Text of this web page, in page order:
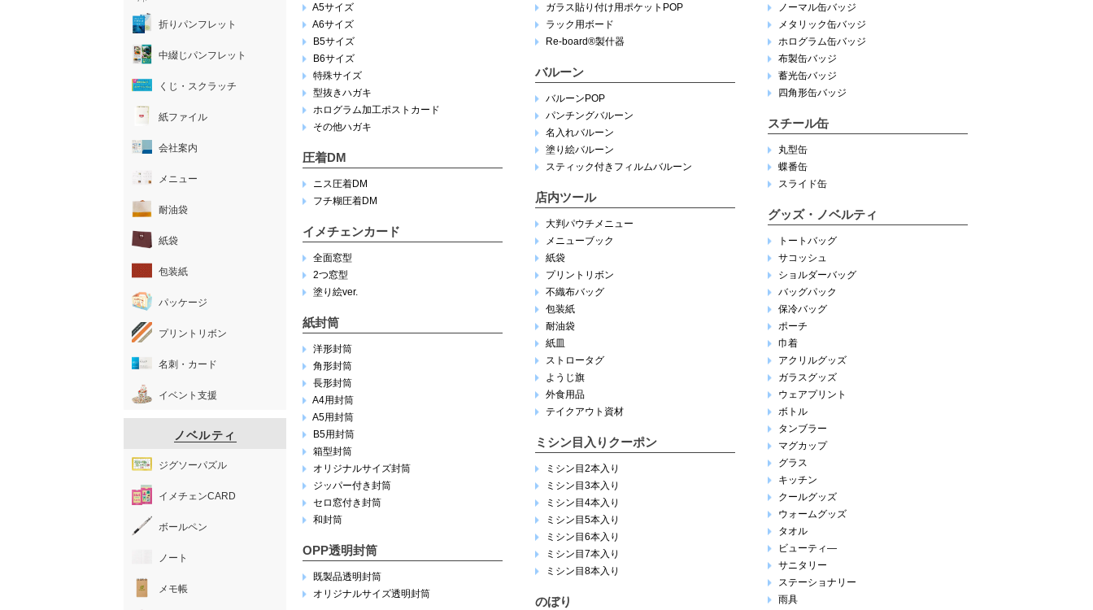
A5サイズ
A6サイズ
B5サイズ
B6サイズ
特殊サイズ
型抜きハガキ
ホログラム加工ポストカード
その他ハガキ
圧着DM
ニス圧着DM
フチ糊圧着DM
イメチェンカード
全面窓型
2つ窓型
塗り絵ver.
紙封筒
洋形封筒
角形封筒
長形封筒
A4用封筒
A5用封筒
B5用封筒
箱型封筒
オリジナルサイズ封筒
ジッパー付き封筒
セロ窓付き封筒
和封筒
OPP透明封筒
既製品透明封筒
オリジナルサイズ透明封筒
ガラス貼り付け用ポケットPOP
ラック用ボード
Re-board®︎製什器
バルーン
バルーンPOP
パンチングバルーン
名入れバルーン
塗り絵バルーン
スティック付きフィルムバルーン
店内ツール
大判パウチメニュー
メニューブック
紙袋
プリントリボン
不織布バッグ
包装紙
耐油袋
紙皿
ストロータグ
ようじ旗
外食用品
テイクアウト資材
ミシン目入りクーポン
ミシン目2本入り
ミシン目3本入り
ミシン目4本入り
ミシン目5本入り
ミシン目6本入り
ミシン目7本入り
ミシン目8本入り
のぼり
ノーマル缶バッジ
メタリック缶バッジ
ホログラム缶バッジ
布製缶バッジ
蓄光缶バッジ
四角形缶バッジ
スチール缶
丸型缶
蝶番缶
スライド缶
グッズ・ノベルティ
トートバッグ
サコッシュ
ショルダーバッグ
バッグパック
保冷バッグ
ポーチ
巾着
アクリルグッズ
ガラスグッズ
ウェアプリント
ボトル
タンブラー
マグカップ
グラス
キッチン
クールグッズ
ウォームグッズ
タオル
ビューティ―
サニタリー
ステーショナリー
雨具
折りパンフレット
中綴じパンフレット
くじ・スクラッチ
紙ファイル
会社案内
メニュー
耐油袋
紙袋
包装紙
パッケージ
プリントリボン
名刺・カード
イベント支援
ノベルティ
ジグソーパズル
イメチェンCARD
ボールペン
ノート
メモ帳